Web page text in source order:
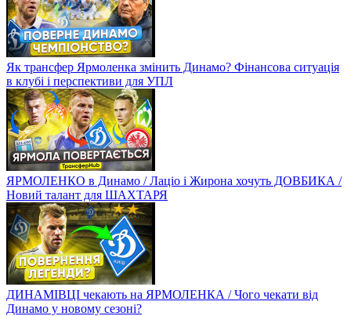
Як трансфер Ярмоленка змінить Динамо? Фінансова ситуація
в клубі і перспективи для УПЛ
ЯРМОЛЕНКО в Динамо / Лаціо і Жирона хочуть ДОВБИКА /
Новий талант для ШАХТАРЯ
ДИНАМІВЦІ чекають на ЯРМОЛЕНКА / Чого чекати від
Динамо у новому сезоні?